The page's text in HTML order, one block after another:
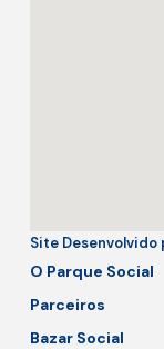
Site Desenvolvido
O Parque Social
Parceiros
Bazar Social